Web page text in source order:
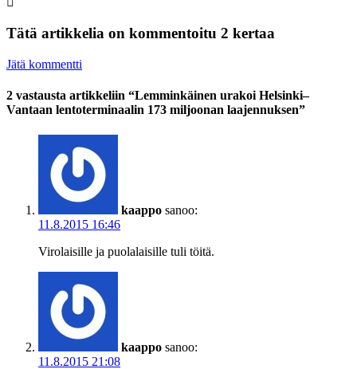
Tätä artikkelia on kommentoitu 2 kertaa
Jätä kommentti
2 vastausta artikkeliin “Lemminkäinen urakoi Helsinki–
Vantaan lentoterminaalin 173 miljoonan laajennuksen”
kaappo sanoo:
11.8.2015 16:46
Virolaisille ja puolalaisille tuli töitä.
kaappo sanoo:
11.8.2015 21:08